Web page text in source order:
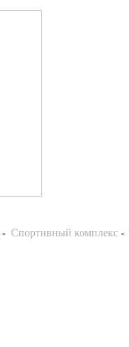
- Спортивный комплекс -